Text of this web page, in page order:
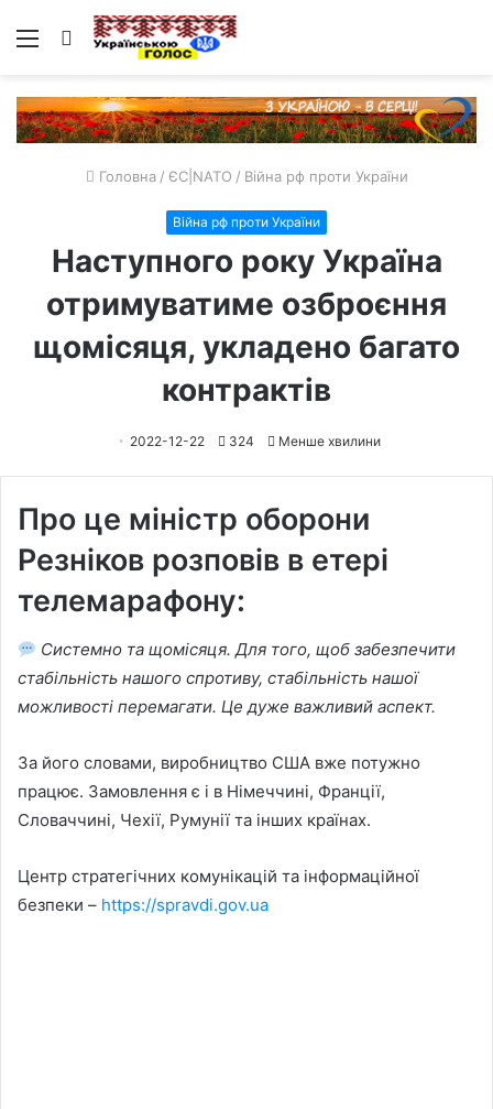
Меню Пошук
Головна / ЄС|NATO / Війна рф проти України
Війна рф проти України
Наступного року Україна
отримуватиме озброєння
щомісяця, укладено багато
контрактів
2022-12-22 324 Менше хвилини
Про це міністр оборони
Резніков розповів в етері
телемарафону:
Системно та щомісяця. Для того, щоб забезпечити
стабільність нашого спротиву, стабільність нашої
можливості перемагати. Це дуже важливий аспект.
За його словами, виробництво США вже потужно
працює. Замовлення є і в Німеччині, Франції,
Словаччині, Чехії, Румунії та інших країнах.
Центр стратегічних комунікацій та інформаційної
безпеки – https://spravdi.gov.ua